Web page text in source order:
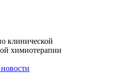
клинической
химиотерапии